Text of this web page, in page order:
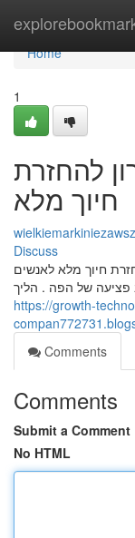
Home
Home
1
להחזרת
חיוך מלא
Discuss
חיוך מלא לאנשים
פציעה של הפה . הליך
https://growth-
Comments
Comments
Submit a Comment
No HTML